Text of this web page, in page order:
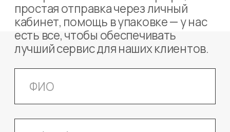
о персональных скидках и акциях.
Отправить